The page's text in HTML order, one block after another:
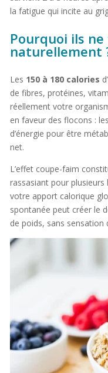
la fatigue qui incite au
Pourquoi ils
naturellement
Les 150 à 180 calories
de fibres, protéines,
réellement votre
en faveur des flocons :
d’énergie pour être
net.
L’effet coupe-faim
rassasiant pour
votre apport calorique
spontanée peut créer le
de poids, sans sensation